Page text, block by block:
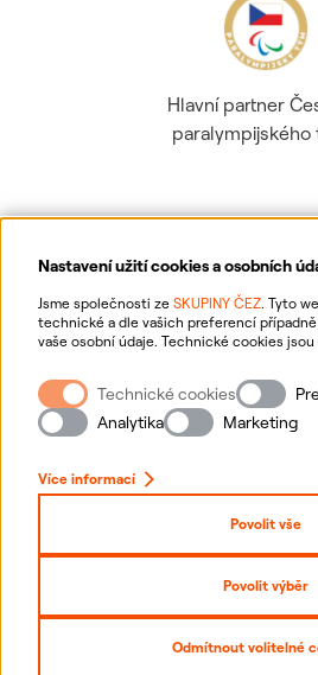
Nastavení užití cookies a osobních
Jsme společnosti ze SKUPINY ČEZ. Tyto
technické a dle vašich preferencí
vaše osobní údaje. Technické cookies
webové stránky vašim preferencím, k
Pro sběr a zpracování netechnických
nám můžete udělit souhlas. Bližší
zpracování osobních údajů, včetně
Technické cookies
Analytika
Marketing
Více informací
Povolit vše
Povolit výběr
Odmítnout volitelné
Hlavní partner
paralympijského
Ochrana osobních
Informace o
Nastavení
Přihlásit se
Prohlášení o